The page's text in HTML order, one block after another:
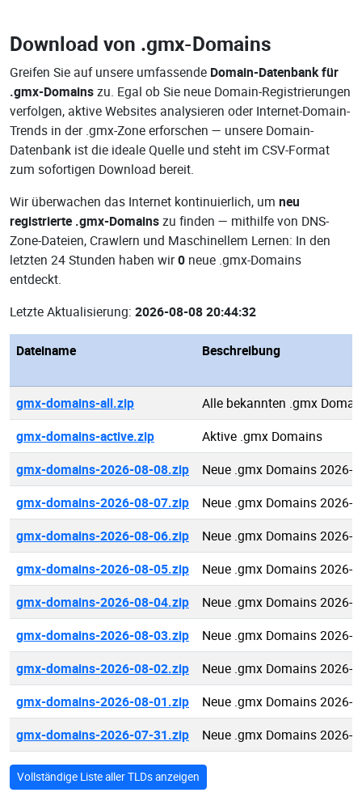
Download von .gmx-Domains
Greifen Sie auf unsere umfassende Domain-Datenbank für
.gmx-Domainszu. Egal ob Sie neue Domain-Registrierungen
verfolgen, aktive Websites analysieren oder Internet-Domain-
Trends in der .gmx-Zone erforschen — unsere Domain-
Datenbank ist die ideale Quelle und steht im CSV-Format
zum sofortigen Download bereit.
Wir überwachen das Internet kontinuierlich, um neu
registrierte .gmx-Domainszu finden — mithilfe von DNS-
Zone-Dateien, Crawlern und Maschinellem Lernen: In den
letzten 24 Stunden haben wir0 neue .gmx-Domains
entdeckt.
Letzte Aktualisierung: 2026-08-08 20:44:32
Dateiname Beschreibung
gmx-domains-all.zip
Alle bekannten .gmx
gmx-domains-active.zip
Aktive .gmx Domains
gmx-domains-2026-08-08.zip
Neue .gmx Domains 2026-
gmx-domains-2026-08-07.zip
Neue .gmx Domains 2026-
gmx-domains-2026-08-06.zip
Neue .gmx Domains 2026-
gmx-domains-2026-08-05.zip
Neue .gmx Domains 2026-
gmx-domains-2026-08-04.zip
Neue .gmx Domains 2026-
gmx-domains-2026-08-03.zip
Neue .gmx Domains 2026-
gmx-domains-2026-08-02.zip
Neue .gmx Domains 2026-
gmx-domains-2026-08-01.zip
Neue .gmx Domains 2026-
gmx-domains-2026-07-31.zip
Neue .gmx Domains 2026-
Vollständige Liste aller TLDs anzeigen